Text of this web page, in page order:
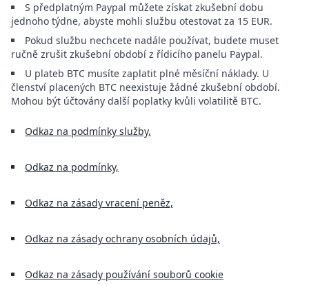
S předplatným Paypal můžete získat zkušební dobu
jednoho týdne, abyste mohli službu otestovat za 15 EUR.
Pokud službu nechcete nadále používat, budete muset
ručně zrušit zkušební období z řídicího panelu Paypal.
U plateb BTC musíte zaplatit plné měsíční náklady. U
členství placených BTC neexistuje žádné zkušební období.
Mohou být účtovány další poplatky kvůli volatilitě BTC.
Odkaz na podmínky služby,
Odkaz na podmínky,
Odkaz na zásady vracení peněz,
Odkaz na zásady ochrany osobních údajů,
Odkaz na zásady používání souborů cookie